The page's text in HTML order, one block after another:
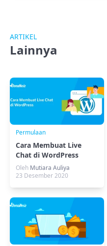
ARTIKEL
Lainnya
Permulaan
Cara Membuat Live
Chat di WordPress
Oleh Mutiara Auliya
23 Desember 2020